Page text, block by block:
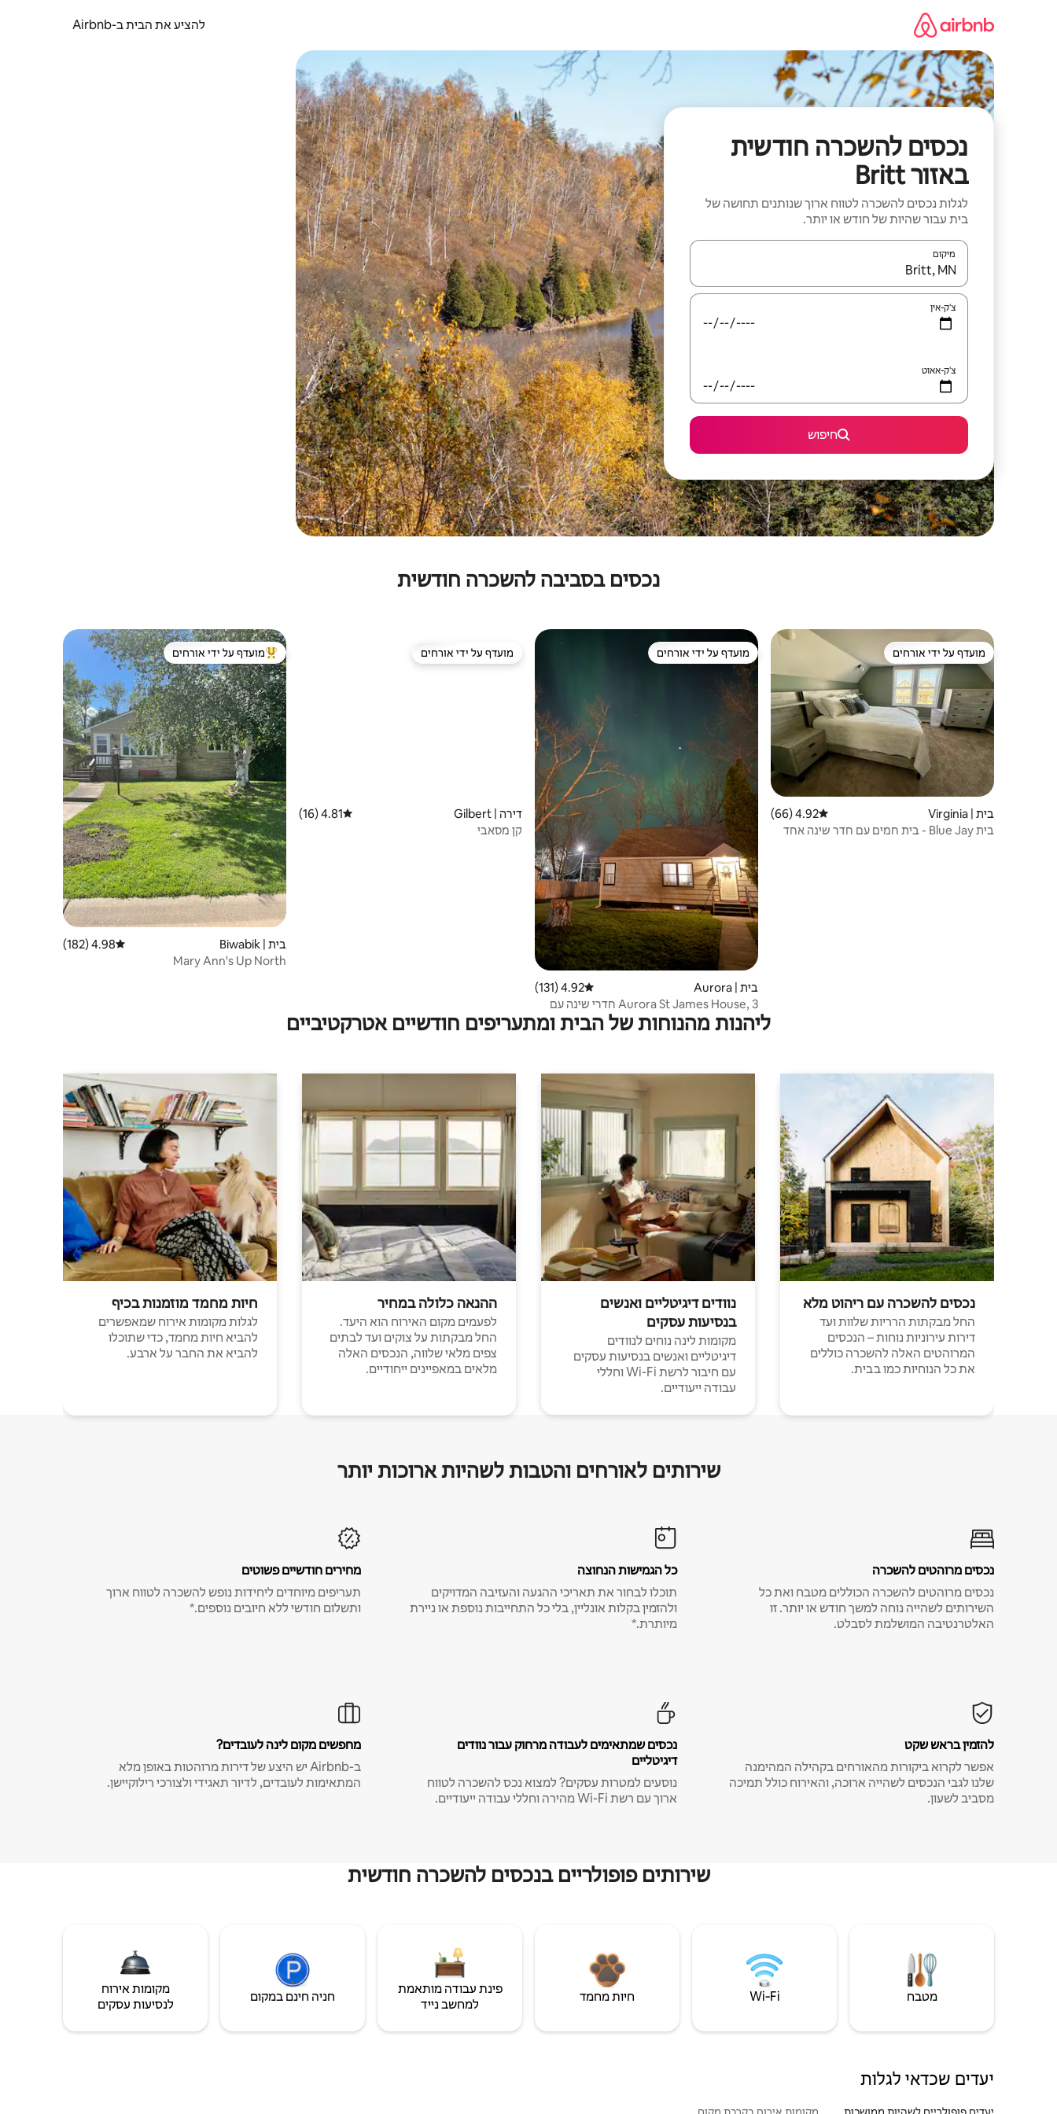
להציע את הבית ב-Airbnb
נכסים להשכרה חודשית
באזור Britt
לגלות נכסים להשכרה לטווח ארוך שנותנים תחושה של
בית עבור שהיות של חודש או יותר.
מיקום
כאשר התוצאות יהיו זמינות, יש לנווט עם מקשי החיצים למעלה ולמטה או לעיין בעזרת תנועות מגע או החלקה.
צ'ק-אין
צ'ק-אאוט
חיפוש
נכסים בסביבה להשכרה חודשית
מועדף על ידי אורחים
מועדף על ידי אורחים
בית | Virginia דירוג ממוצע של 4.92 מתוך 5, 66 ביקורות
4.92 (66)
בית Blue Jay - בית חמים עם חדר שינה אחד
מועדף על ידי אורחים
מועדף על ידי אורחים
בית | Aurora דירוג ממוצע של 4.92 מתוך 5, 131 ביקורות
4.92 (131)
Aurora St James House, 3 חדרי שינה עם
גישה ל-Mesabi Trail
מועדף על ידי אורחים
מועדף על ידי אורחים
דירה | Gilbert דירוג ממוצע של 4.81 מתוך 5, 16 ביקורות
4.81 (16)
קן מסאבי
מוביל בקרב נכסים מועדפים על ידי אורחים
מועדף על ידי אורחים
בית | Biwabik דירוג ממוצע של 4.98 מתוך 5, 182 ביקורות
4.98 (182)
Mary Ann's Up North
ליהנות מהנוחות של הבית ומתעריפים חודשיים אטרקטיביים
נכסים להשכרה עם ריהוט מלא
החל מבקתות הרריות שלוות ועד
דירות עירוניות נוחות – הנכסים
המרוהטים האלה להשכרה כוללים
את כל הנוחיות כמו בבית.
נוודים דיגיטליים ואנשים
בנסיעות עסקים
מקומות לינה נוחים לנוודים
דיגיטליים ואנשים בנסיעות עסקים
עם חיבור לרשת Wi-Fi וחללי
עבודה ייעודיים.
ההנאה כלולה במחיר
לפעמים מקום האירוח הוא היעד.
החל מבקתות על צוקים ועד לבתים
צפים מלאי שלווה, הנכסים האלה
מלאים במאפיינים ייחודיים.
חיות מחמד מוזמנות בכיף
לגלות מקומות אירוח שמאפשרים
להביא חיות מחמד, כדי שתוכלו
להביא את החבר על ארבע.
שירותים לאורחים והטבות לשהיות ארוכות יותר
נכסים מרוהטים להשכרה
נכסים מרוהטים להשכרה הכוללים מטבח ואת כל
השירותים לשהייה נוחה למשך חודש או יותר. זו
האלטרנטיבה המושלמת לסבלט.
כל הגמישות הנחוצה
תוכלו לבחור את תאריכי ההגעה והעזיבה המדויקים
ולהזמין בקלות אונליין, בלי כל התחייבות נוספת או ניירת
מיותרת.*
מחירים חודשיים פשוטים
תעריפים מיוחדים ליחידות נופש להשכרה לטווח ארוך
ותשלום חודשי ללא חיובים נוספים.*
להזמין בראש שקט
אפשר לקרוא ביקורות מהאורחים בקהילה המהימנה
שלנו לגבי הנכסים לשהייה ארוכה, והאירוח כולל תמיכה
מסביב לשעון.
נכסים שמתאימים לעבודה מרחוק עבור נוודים
דיגיטליים
נוסעים למטרות עסקים? למצוא נכס להשכרה לטווח
ארוך עם רשת Wi-Fi מהירה וחללי עבודה ייעודיים.
מחפשים מקום לינה לעובדים?
ב-Airbnb יש היצע של דירות מרוהטות באופן מלא
המתאימות לעובדים, לדיור תאגידי ולצורכי רילוקיישן.
שירותים פופולריים בנכסים להשכרה חודשית
מטבח Wi‑Fi חיות מחמד
פינת עבודה מותאמת
למחשב נייד
חניה חינם במקום
מקומות אירוח
לנסיעות עסקים
יעדים שכדאי לגלות